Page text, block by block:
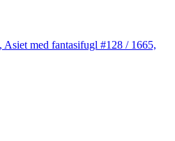
med fantasifugl #128 / 1665,